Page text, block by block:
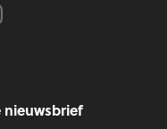
nieuwsbrief